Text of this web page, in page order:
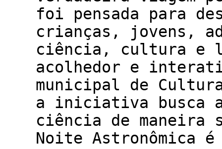
foi pensada para
crianças, jovens,
ciência, cultura e
acolhedor e
municipal de
a iniciativa busca
ciência de maneira
Noite Astronômica é